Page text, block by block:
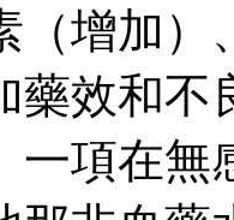
（增加
藥效和不
一項在無